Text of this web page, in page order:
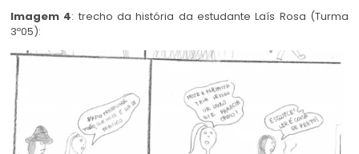
Imagem 4: trecho da história da estudante Laís Rosa (Turma
3º05):